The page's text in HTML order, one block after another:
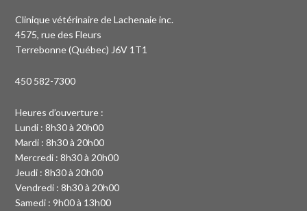
Clinique vétérinaire de Lachenaie inc.
4575, rue des Fleurs
Terrebonne (Québec) J6V 1T1
450 582-7300
Heures d’ouverture :
Lundi : 8h30 à 20h00
Mardi : 8h30 à 20h00
Mercredi : 8h30 à 20h00
Jeudi : 8h30 à 20h00
Vendredi : 8h30 à 20h00
Samedi : 9h00 à 13h00